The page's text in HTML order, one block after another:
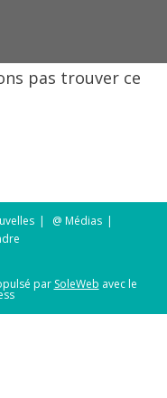
pas trouver ce
@ Médias
par SoleWeb avec le